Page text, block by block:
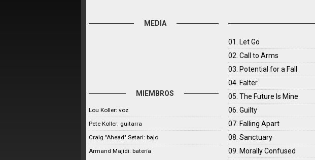
MEDIA
MIEMBROS
Lou Koller: voz
Pete Koller: guitarra
Craig "Ahead" Setari: bajo
Armand Majidi: batería
01. Let Go
02. Call to Arms
03. Potential for a Fall
04. Falter
05. The Future Is Mine
06. Guilty
07. Falling Apart
08. Sanctuary
09. Morally Confused